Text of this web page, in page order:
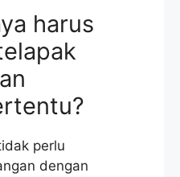
harus
perlu
dengan